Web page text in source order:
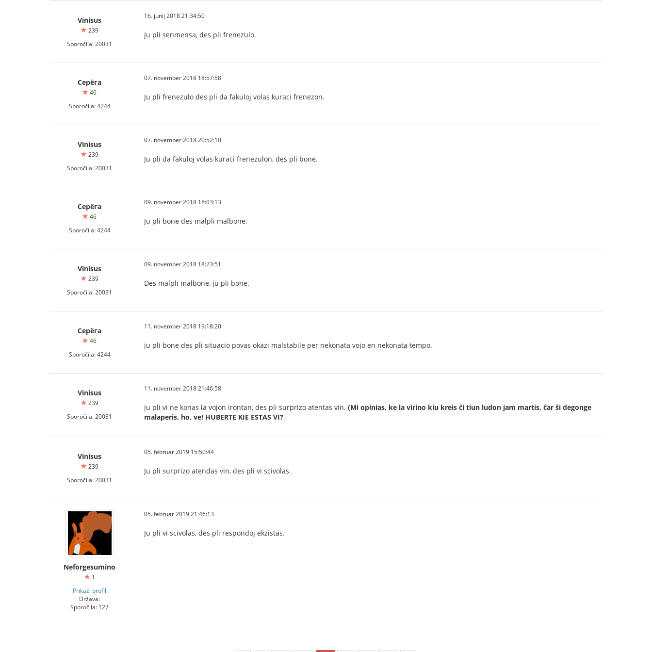
Vinisus
239
Sporočila: 20031
16. junij 2018 21:34:50
Ju pli senmensa, des pli frenezulo.
Серёга
46
Sporočila: 4244
07. november 2018 18:57:58
Ju pli frenezulo des pli da fakuloj volas kuraci frenezon.
Vinisus
239
Sporočila: 20031
07. november 2018 20:52:10
Ju pli da fakuloj volas kuraci frenezulon, des pli bone.
Серёга
46
Sporočila: 4244
09. november 2018 18:03:13
Ju pli bone des malpli malbone.
Vinisus
239
Sporočila: 20031
09. november 2018 18:23:51
Des malpli malbone, ju pli bone.
Серёга
46
Sporočila: 4244
11. november 2018 19:18:20
ju pli bone des pli situacio povas okazi malstabile per nekonata vojo en nekonata tempo.
Vinisus
239
Sporočila: 20031
11. november 2018 21:46:58
ju pli vi ne konas la vojon irontan, des pli surprizo atentas vin. (Mi opinias, ke la virino kiu kreis ĉi tiun ludon jam martis, ĉar ŝi degonge
malaperis, ho, ve! HUBERTE KIE ESTAS VI?
Vinisus
239
Sporočila: 20031
05. februar 2019 15:50:44
Ju pli surprizo atendas vin, des pli vi scivolas.
Neforgesumino
1
Prikaži profil
Država:
Sporočila: 127
05. februar 2019 21:46:13
Ju pli vi scivolas, des pli respondoj ekzistas.